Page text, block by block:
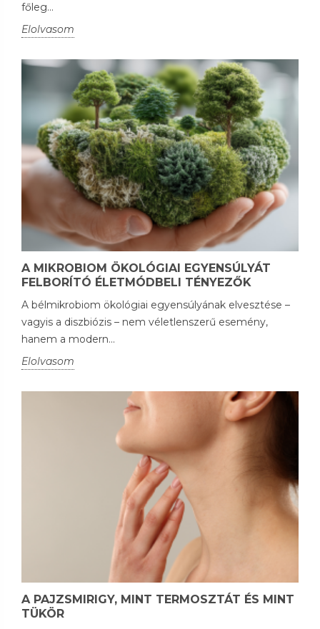
főleg...
Elolvasom
A MIKROBIOM ÖKOLÓGIAI EGYENSÚLYÁT
FELBORÍTÓ ÉLETMÓDBELI TÉNYEZŐK
A bélmikrobiom ökológiai egyensúlyának elvesztése –
vagyis a diszbiózis – nem véletlenszerű esemény,
hanem a modern...
Elolvasom
A PAJZSMIRIGY, MINT TERMOSZTÁT ÉS MINT
TÜKÖR